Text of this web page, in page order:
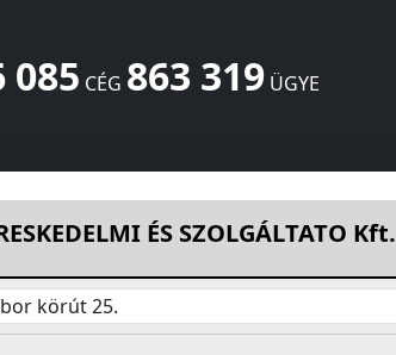
085 CÉG 863 319ÜGYE
ÉS SZOLGÁLTATO Kft.
körút 25.